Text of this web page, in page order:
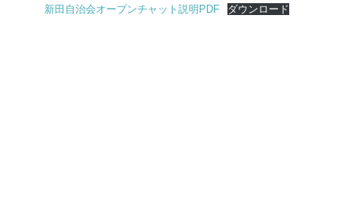
新田自治会オープンチャット説明PDF ダウンロード